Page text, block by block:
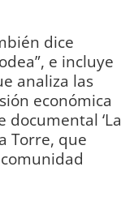
dice
e incluye
analiza las
económica
documental ‘La
Torre, que